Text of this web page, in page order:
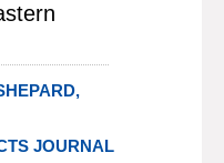
JOURNAL